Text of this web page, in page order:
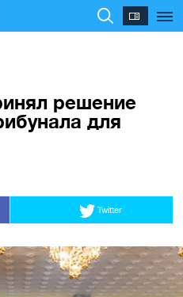
решение
для
Twitter